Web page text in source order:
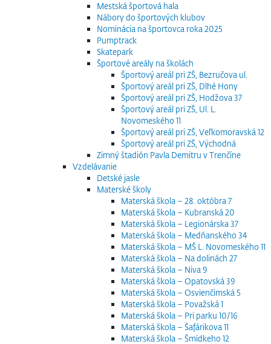
Mestská športová hala
Nábory do športových klubov
Nominácia na športovca roka 2025
Pumptrack
Skatepark
Športové areály na školách
Športový areál pri ZŠ, Bezručova ul.
Športový areál pri ZŠ, Dlhé Hony
Športový areál pri ZŠ, Hodžova 37
Športový areál pri ZŠ, Ul. L.
Novomeského 11
Športový areál pri ZŠ, Veľkomoravská 12
Športový areál pri ZŠ, Východná
Zimný štadión Pavla Demitru v Trenčíne
Vzdelávanie
Detské jasle
Materské školy
Materská škola – 28. októbra 7
Materská škola – Kubranská 20
Materská škola – Legionárska 37
Materská škola – Medňanského 34
Materská škola – MŠ L. Novomeského 11
Materská škola – Na dolinách 27
Materská škola – Niva 9
Materská škola – Opatovská 39
Materská škola – Osvienčimská 5
Materská škola – Považská 1
Materská škola – Pri parku 10/16
Materská škola – Šafárikova 11
Materská škola – Šmidkeho 12